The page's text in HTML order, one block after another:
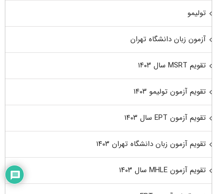
تولیمو
آزمون زبان دانشگاه تهران
تقویم MSRT سال ۱۴۰۳
تقویم آزمون تولیمو ۱۴۰۳
تقویم آزمون EPT سال ۱۴۰۳
تقویم آزمون زبان دانشگاه تهران ۱۴۰۳
تقویم آزمون MHLE سال ۱۴۰۳